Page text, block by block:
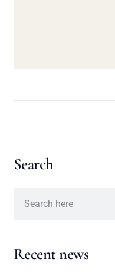
Search
Recent news